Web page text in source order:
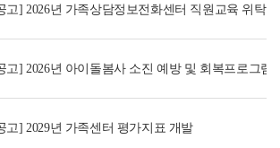
고] 2026년 가족상담정보전화센터 직원교육 위탁
고] 2026년 아이돌봄사 소진 예방 및 회복프로그램
고] 2029년 가족센터 평가지표 개발